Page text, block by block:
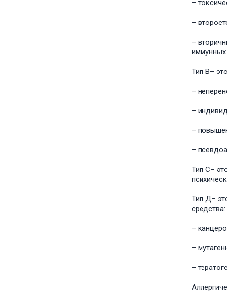
–
–
–
иммунных
Тип В–
–
–
–
–
Тип С–
Тип Д–
средства:
–
–
–